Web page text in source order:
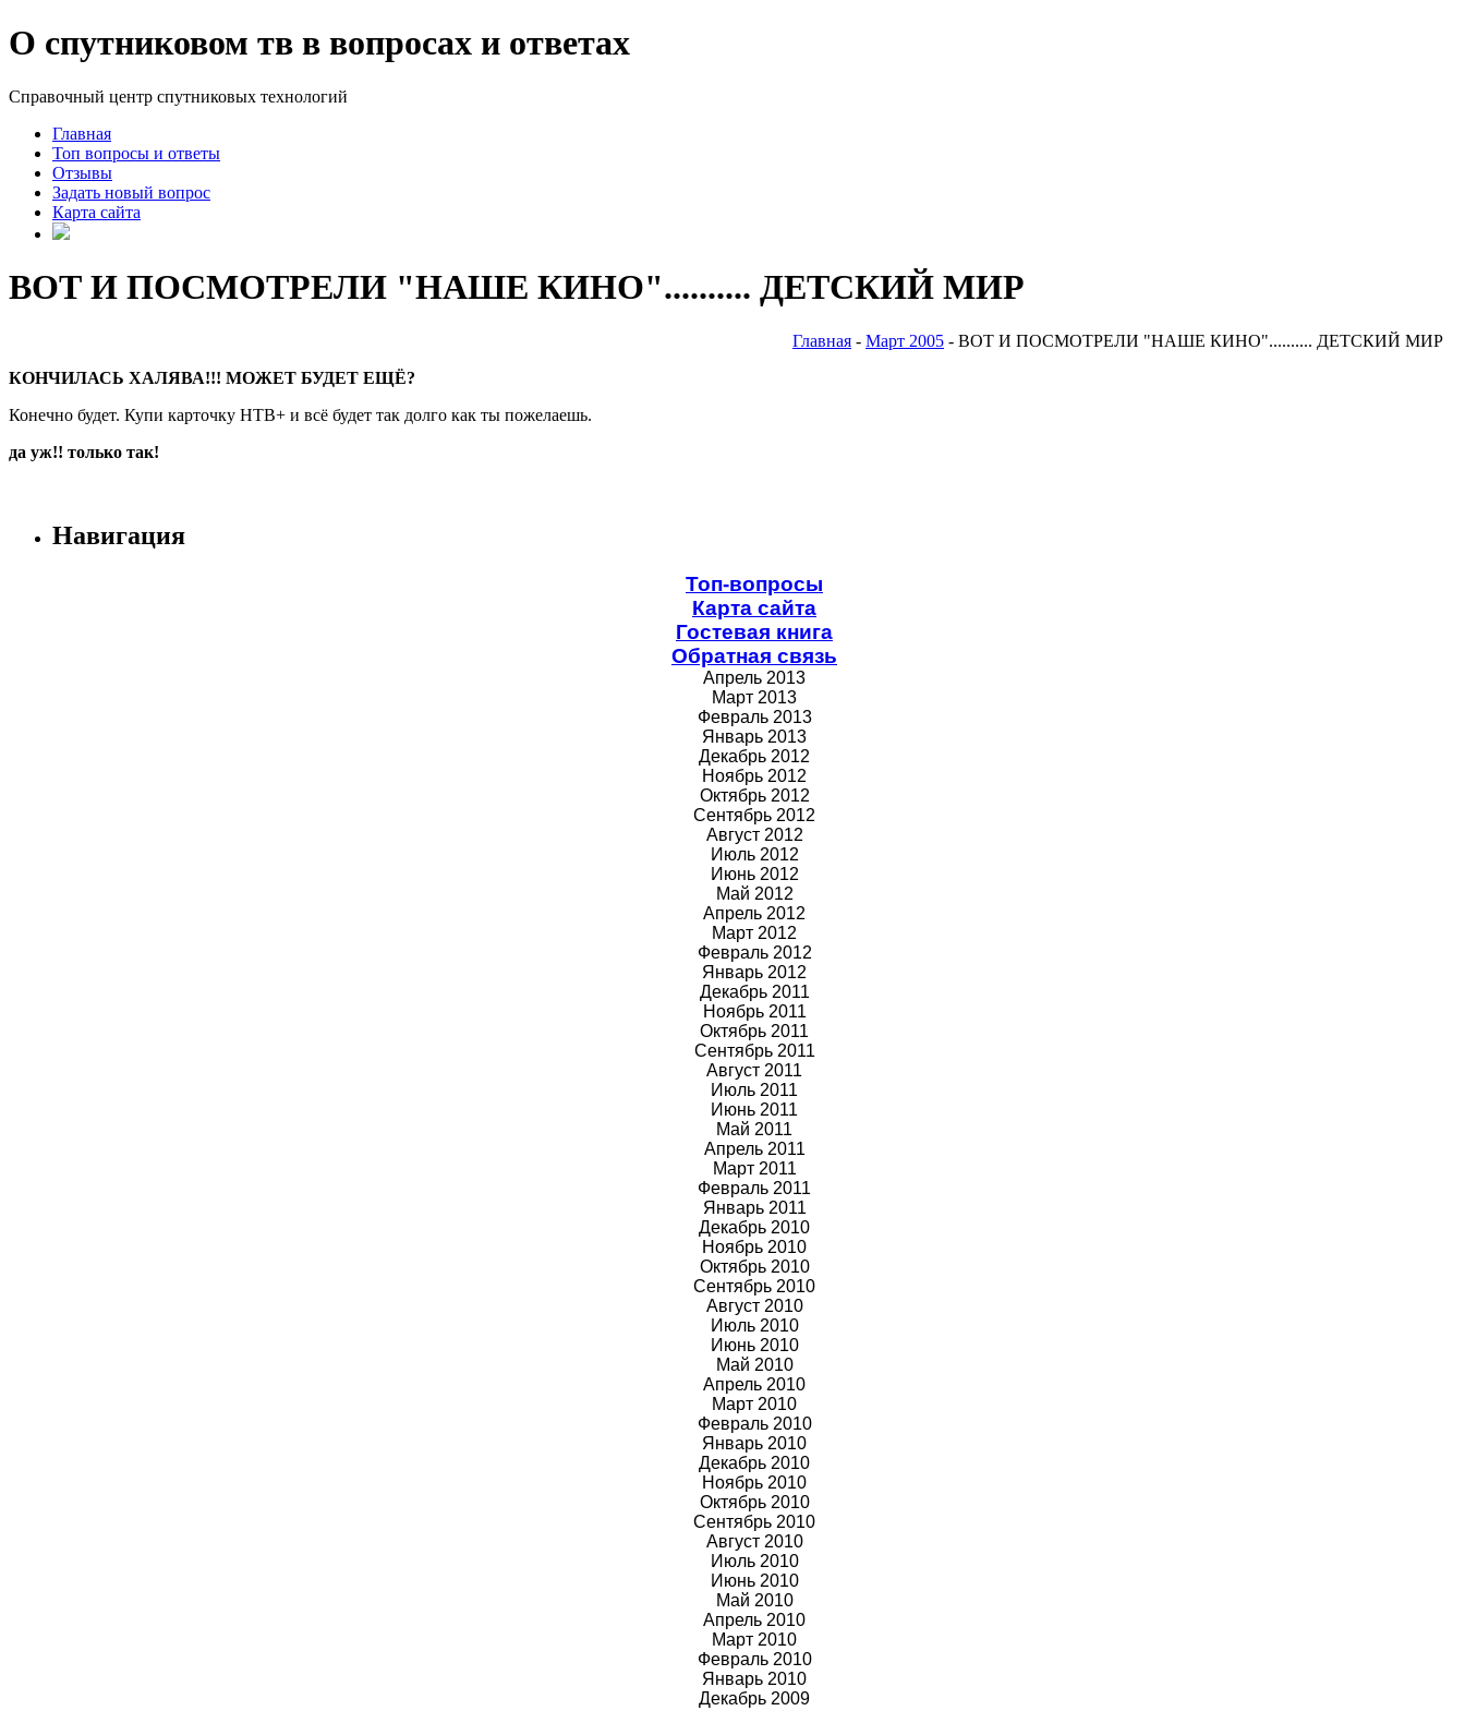
О спутниковом тв в вопросах и ответах
Справочный центр спутниковых технологий
Главная
Топ вопросы и ответы
Отзывы
Задать новый вопрос
Карта сайта
ВОТ И ПОСМОТРЕЛИ "НАШЕ КИНО".......... ДЕТСКИЙ МИР
Главная - Март 2005 - ВОТ И ПОСМОТРЕЛИ "НАШЕ КИНО".......... ДЕТСКИЙ МИР
КОНЧИЛАСЬ ХАЛЯВА!!! МОЖЕТ БУДЕТ ЕЩЁ?
Конечно будет. Купи карточку НТВ+ и всё будет так долго как ты пожелаешь.
да уж!! только так!
Навигация
Топ-вопросы
Карта сайта
Гостевая книга
Обратная связь
Апрель 2013
Март 2013
Февраль 2013
Январь 2013
Декабрь 2012
Ноябрь 2012
Октябрь 2012
Сентябрь 2012
Август 2012
Июль 2012
Июнь 2012
Май 2012
Апрель 2012
Март 2012
Февраль 2012
Январь 2012
Декабрь 2011
Ноябрь 2011
Октябрь 2011
Сентябрь 2011
Август 2011
Июль 2011
Июнь 2011
Май 2011
Апрель 2011
Март 2011
Февраль 2011
Январь 2011
Декабрь 2010
Ноябрь 2010
Октябрь 2010
Сентябрь 2010
Август 2010
Июль 2010
Июнь 2010
Май 2010
Апрель 2010
Март 2010
Февраль 2010
Январь 2010
Декабрь 2010
Ноябрь 2010
Октябрь 2010
Сентябрь 2010
Август 2010
Июль 2010
Июнь 2010
Май 2010
Апрель 2010
Март 2010
Февраль 2010
Январь 2010
Декабрь 2009